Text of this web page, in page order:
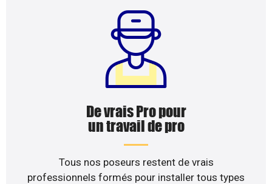
De vrais Pro pour
un travail de pro
Tous nos poseurs restent de vrais
professionnels formés pour installer tous types